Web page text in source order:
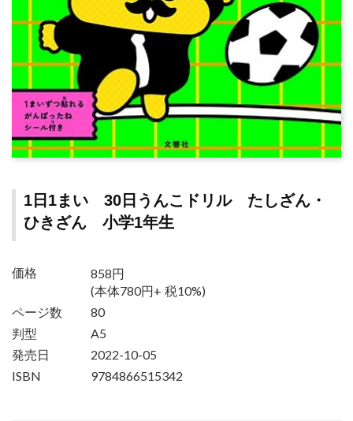
1日1まい 30日うんこドリル たしざん・
ひきざん 小学1年生
価格
858円
(本体780円+ 税10%)
ページ数
80
判型
A5
発売日
2022-10-05
ISBN
9784866515342